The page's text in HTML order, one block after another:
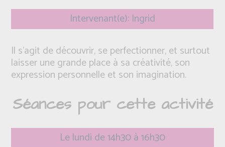
Intervenant(e): Ingrid
Il s’agit de découvrir, se perfectionner, et surtout
laisser une grande place à sa créativité, son
expression personnelle et son imagination.
Séances pour cette activité
Le lundi de 14h30 à 16h30